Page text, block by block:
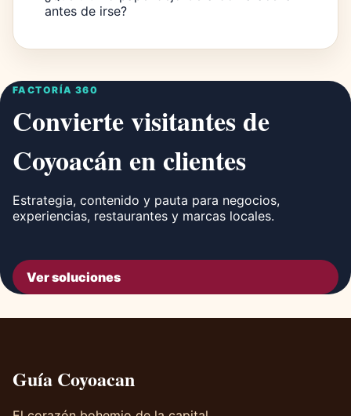
antes de irse?
FACTORÍA 360
Convierte visitantes de
Coyoacán en clientes
Estrategia, contenido y pauta para negocios,
experiencias, restaurantes y marcas locales.
Ver soluciones
Guía Coyoacan